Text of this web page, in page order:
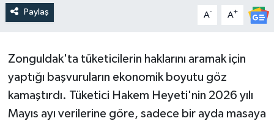
Paylaş A- A+
Zonguldak'ta tüketicilerin haklarını aramak için
yaptığı başvuruların ekonomik boyutu göz
kamaştırdı. Tüketici Hakem Heyeti'nin 2026 yılı
Mayıs ayı verilerine göre, sadece bir ayda masaya